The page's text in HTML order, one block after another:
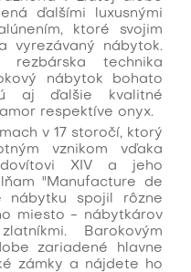
ďalšími luxusnými
ktoré svojim
vyrezávaný nábytok.
rezbárska technika
nábytok bohato
aj ďalšie kvalitné
respektíve onyx.
v 17 storočí, ktorý
vznikom vďaka
XIV a jeho
"Manufacture de
nábytku spojil rôzne
miesto - nábytkárov
Barokovým
zariadené hlavne
zámky a nájdete ho